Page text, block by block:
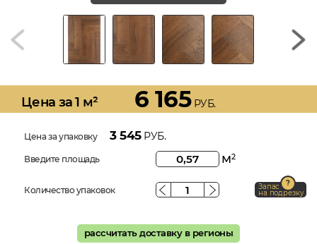
Цена за 1 м² 6 165РУБ.
Цена за упаковку 3 545РУБ.
Введите площадь м2
Количество упаковок Запас
на подрезку
рассчитать доставку в регионы